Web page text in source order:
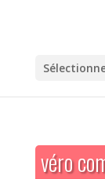
véro